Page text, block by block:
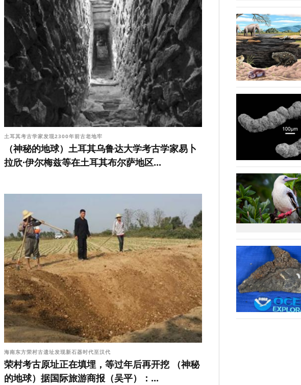
土耳其考古学家发现2300年前古老地牢
（神秘的地球）土耳其乌鲁达大学考古学家易卜
拉欣·伊尔梅兹等在土耳其布尔萨地区...
海南东方荣村古遗址发现新石器时代至汉代
荣村考古原址正在填埋，等过年后再开挖 （神秘
的地球）据国际旅游商报（吴平）：...